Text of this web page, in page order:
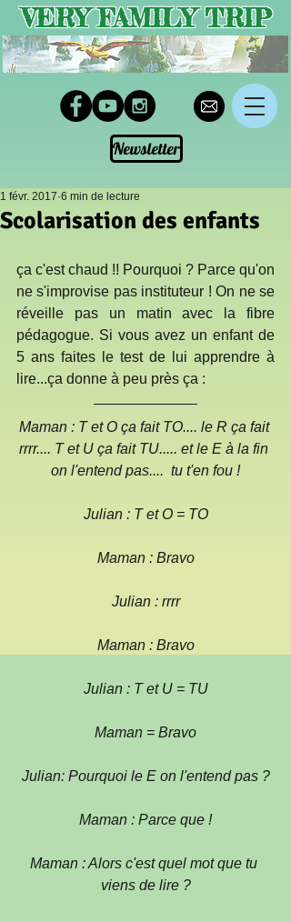
Newsletter
VERY FAMILY TRIP
Scolarisation des enfants
1 févr. 2017 6 min de lecture
ça c'est chaud !! Pourquoi ? Parce qu'on
ne s'improvise pas instituteur ! On ne se
réveille pas un matin avec la fibre
pédagogue. Si vous avez un enfant de
5 ans faites le test de lui apprendre à
lire...ça donne à peu près ça :
Maman : T et O ça fait TO.... le R ça fait
rrrr.... T et U ça fait TU..... et le E à la fin
on l'entend pas....  tu t'en fou !
Julian : T et O = TO
Maman : Bravo
Julian : rrrr
Maman : Bravo
Julian : T et U = TU
Maman = Bravo
Julian: Pourquoi le E on l'entend pas ?
Maman : Parce que !
Maman : Alors c'est quel mot que tu
viens de lire ?